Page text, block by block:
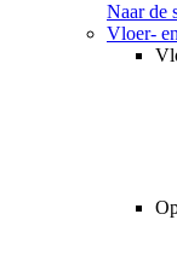
Naar de
Vloer-